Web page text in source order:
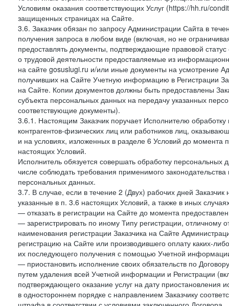
Условиям оказания соответствующих Услуг (https://hh.ru/
защищенных страницах на Сайте.
3.6. Заказчик обязан по запросу Администрации Сайта в
получения запроса в любом виде (включая, но не
предоставлять документы, подтверждающие правовой
о трудовой деятельности предоставляемые из
на сайте gosuslugi.ru и/или иные документы на усмотрение
получивших на Сайте Учетную информацию в Регистрации
на Сайте. Копии документов должны быть предоставлены
субъекта персональных данных на передачу указанных
соответствующие документы).
3.6.1. Настоящим Заказчик поручает Исполнителю
контрагентов-физических лиц или работников лиц,
и на условиях, изложенных в разделе 6 Условий до момента
настоящих Условий.
Исполнитель обязуется совершать обработку
числе соблюдать требования применимого
персональных данных.
3.7. В случае, если в течение 2 (Двух) рабочих дней
указанные в п. 3.6 настоящих Условий, а также в иных
— отказать в регистрации на Сайте до момента
— зарегистрировать по иному Типу регистрации, отличному
наименования регистрации Заказчика на Сайте
регистрацию на Сайте или производившего оплату каких-
их последующего получения с помощью Учетной
— приостановить исполнение своих обязательств по
путем удаления всей Учетной информации и Регистрации
подтверждающего оказание услуг на дату приостановления
в одностороннем порядке с направлением Заказчику